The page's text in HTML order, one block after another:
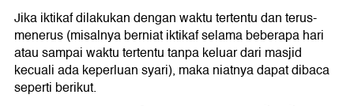
Jika iktikaf dilakukan dengan waktu tertentu dan terus-
menerus (misalnya berniat iktikaf selama beberapa hari
atau sampai waktu tertentu tanpa keluar dari masjid
kecuali ada keperluan syari), maka niatnya dapat dibaca
seperti berikut.